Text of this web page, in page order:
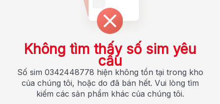
Không tìm thấy số sim yêu
cầu
Số sim 0342448778 hiện không tồn tại trong kho
của chúng tôi, hoặc do đã bán hết. Vui lòng tìm
kiếm các sản phẩm khác của chúng tôi.